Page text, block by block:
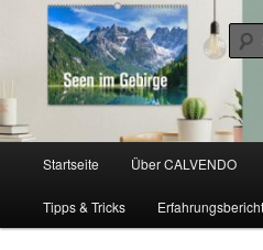
primären
springenCALVENDO
share creativity
Startseite Über CALVENDO
Tipps & Tricks